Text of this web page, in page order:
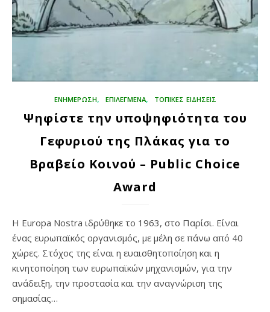
ΕΝΗΜΕΡΩΣΗ, ΕΠΙΛΕΓΜΈΝΑ, ΤΟΠΙΚΕΣ ΕΙΔΗΣΕΙΣ
Ψηφίστε την υποψηφιότητα του
Γεφυριού της Πλάκας για το
Βραβείο Κοινού – Public Choice
Award
Η Europa Nostra ιδρύθηκε το 1963, στο Παρίσι. Είναι
ένας ευρωπαϊκός οργανισμός, με μέλη σε πάνω από 40
χώρες. Στόχος της είναι η ευαισθητοποίηση και η
κινητοποίηση των ευρωπαϊκών μηχανισμών, για την
ανάδειξη, την προστασία και την αναγνώριση της
σημασίας…